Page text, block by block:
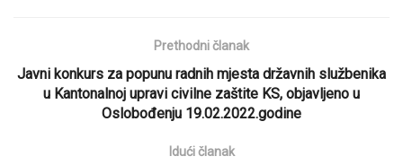
Prethodni članak
Javni konkurs za popunu radnih mjesta državnih službenika
u Kantonalnoj upravi civilne zaštite KS, objavljeno u
Oslobođenju 19.02.2022.godine
Idući članak